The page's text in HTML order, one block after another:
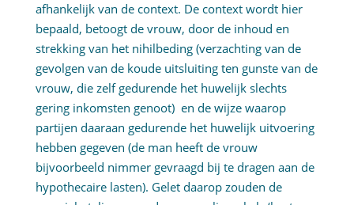
afhankelijk van de context. De context wordt hier
bepaald, betoogt de vrouw, door de inhoud en
strekking van het nihilbeding (verzachting van de
gevolgen van de koude uitsluiting ten gunste van de
vrouw, die zelf gedurende het huwelijk slechts
gering inkomsten genoot) en de wijze waarop
partijen daaraan gedurende het huwelijk uitvoering
hebben gegeven (de man heeft de vrouw
bijvoorbeeld nimmer gevraagd bij te dragen aan de
hypothecaire lasten). Gelet daarop zouden de